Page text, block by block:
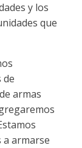
y los
que
de
armas
a armarse